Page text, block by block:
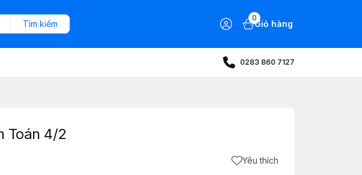
Tìm kiếm
0
Giỏ hàng
0283 860 7127
Toán 4/2
Yêu thích